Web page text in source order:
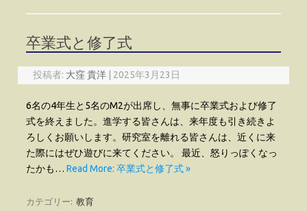
卒業式と修了式
投稿者: 大窪 貴洋 2025年3月23日
6名の4年生と5名のM2が出席し、無事に卒業式および修了
式を終えました。進学する皆さんは、来年度も引き続きよ
ろしくお願いします。研究室を離れる皆さんは、近くに来
た際にはぜひ遊びに来てください。 最近、怒りっぽくなっ
たかも… Read More: 卒業式と修了式 »
カテゴリー: 教育